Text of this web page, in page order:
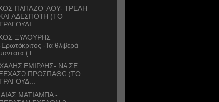
ΠΑΠΑΖΟΓΛΟΥ- ΤΡΕΛΗ
ΚΑΙ ΑΔΕΣΠΟΤΗ (ΤΟ
...
ΞΥΛΟΥΡΗΣ
Ερωτόκριτος -Τα θλιβερά
μαντάτα (Τ...
ΕΜΙΡΛΗΣ- ΝΑ ΣΕ
ΞΕΧΑΣΩ ΠΡΟΣΠΑΘΩ (ΤΟ
ΜΑΤΙΑΜΠΑ -